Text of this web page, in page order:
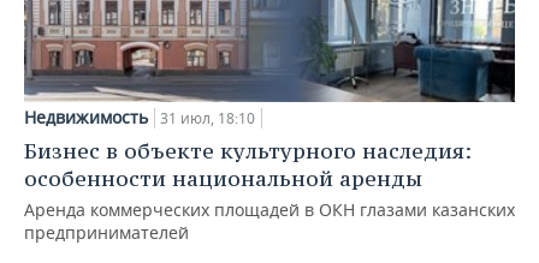
Недвижимость 31 июл, 18:10
Бизнес в объекте культурного наследия:
особенности национальной аренды
Аренда коммерческих площадей в ОКН глазами казанских
предпринимателей